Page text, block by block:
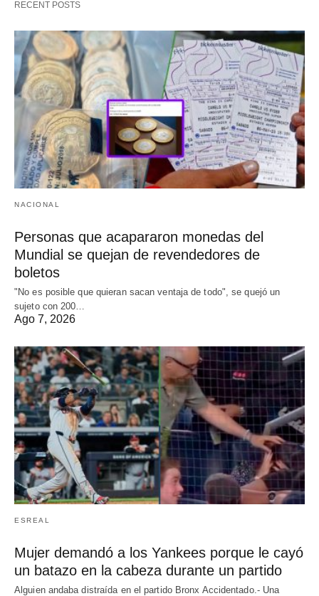
RECENT POSTS
NACIONAL
Personas que acapararon monedas del
Mundial se quejan de revendedores de
boletos
"No es posible que quieran sacan ventaja de todo", se quejó un
sujeto con 200…
Ago 7, 2026
ESREAL
Mujer demandó a los Yankees porque le cayó
un batazo en la cabeza durante un partido
Alguien andaba distraída en el partido Bronx Accidentado.- Una